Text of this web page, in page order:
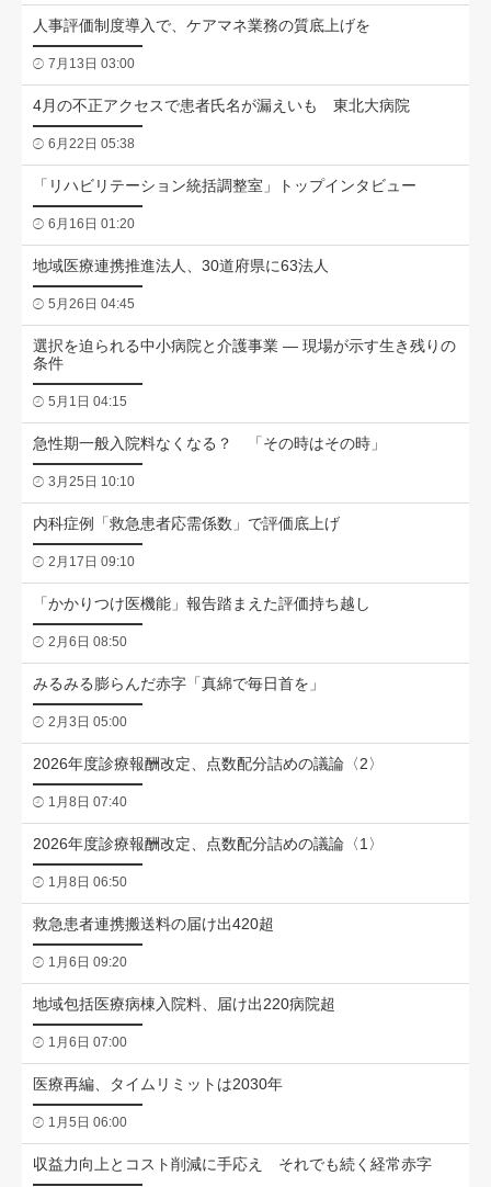
人事評価制度導入で、ケアマネ業務の質底上げを
7月13日 03:00
4月の不正アクセスで患者氏名が漏えいも 東北大病院
6月22日 05:38
「リハビリテーション統括調整室」トップインタビュー
6月16日 01:20
地域医療連携推進法人、30道府県に63法人
5月26日 04:45
選択を迫られる中小病院と介護事業 ― 現場が示す生き残りの
条件
5月1日 04:15
急性期一般入院料なくなる？ 「その時はその時」
3月25日 10:10
内科症例「救急患者応需係数」で評価底上げ
2月17日 09:10
「かかりつけ医機能」報告踏まえた評価持ち越し
2月6日 08:50
みるみる膨らんだ赤字「真綿で毎日首を」
2月3日 05:00
2026年度診療報酬改定、点数配分詰めの議論〈2〉
1月8日 07:40
2026年度診療報酬改定、点数配分詰めの議論〈1〉
1月8日 06:50
救急患者連携搬送料の届け出420超
1月6日 09:20
地域包括医療病棟入院料、届け出220病院超
1月6日 07:00
医療再編、タイムリミットは2030年
1月5日 06:00
収益力向上とコスト削減に手応え それでも続く経常赤字